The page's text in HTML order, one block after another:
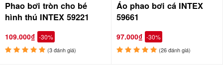
Phao bơi tròn cho bé
hình thú INTEX 59221
109.000₫ -30%
(3 đánh giá)
Áo phao bơi cá INTEX
59661
97.000₫ -30%
(26 đánh giá)